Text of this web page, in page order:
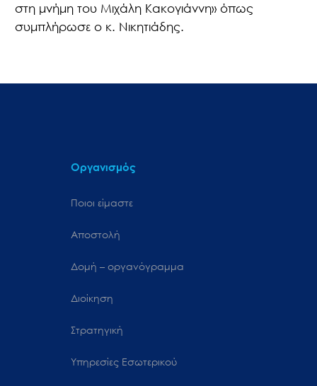
στη μνήμη του Μιχάλη Κακογιάννη» όπως
συμπλήρωσε ο κ. Νικητιάδης.
Οργανισμός
Ποιοι είμαστε
Αποστολή
Δομή – οργανόγραμμα
Διοίκηση
Στρατηγική
Υπηρεσίες Εσωτερικού